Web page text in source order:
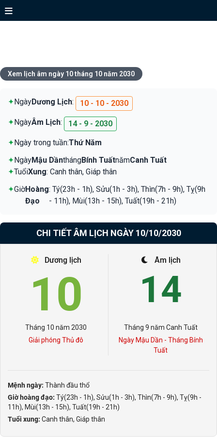
Xem lịch âm ngày 10 tháng 10 năm 2030
✦NgàyDương Lịch: 10 - 10 - 2030
✦NgàyÂm Lịch: 14 - 9 - 2030
✦Ngày trong tuần:Thứ Năm
✦NgàyMậu DầnthángBính TuấtnămCanh Tuất
✦TuổiXung: Canh thân, Giáp thân
✦GiờHoàng
Đạo
: Tý(23h - 1h), Sửu(1h - 3h), Thìn(7h - 9h), Tỵ(9h
- 11h), Mùi(13h - 15h), Tuất(19h - 21h)
CHI TIẾT ÂM LỊCH NGÀY 10/10/2030
Dương lịch
10
Tháng 10 năm 2030
Giải phóng Thủ đô
Âm lịch
14
Tháng 9 năm Canh Tuất
Ngày Mậu Dần - Tháng Bính
Tuất
Mệnh ngày: Thành đầu thổ
Giờ hoàng đạo: Tý(23h - 1h), Sửu(1h - 3h), Thìn(7h - 9h), Tỵ(9h -
11h), Mùi(13h - 15h), Tuất(19h - 21h)
Tuổi xung: Canh thân, Giáp thân